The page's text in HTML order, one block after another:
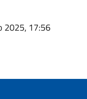
2025, 17:56